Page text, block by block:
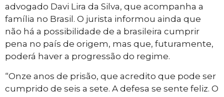
advogado Davi Lira da Silva, que acompanha a
família no Brasil. O jurista informou ainda que
não há a possibilidade de a brasileira cumprir
pena no país de origem, mas que, futuramente,
poderá haver a progressão do regime.
“Onze anos de prisão, que acredito que pode ser
cumprido de seis a sete. A defesa se sente feliz. O